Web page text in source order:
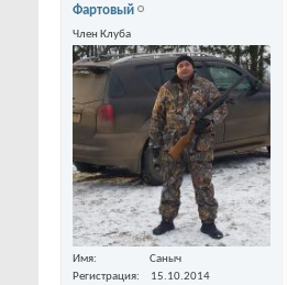
Фартовый
Член Клуба
Имя
Саныч
Регистрация
15.10.2014